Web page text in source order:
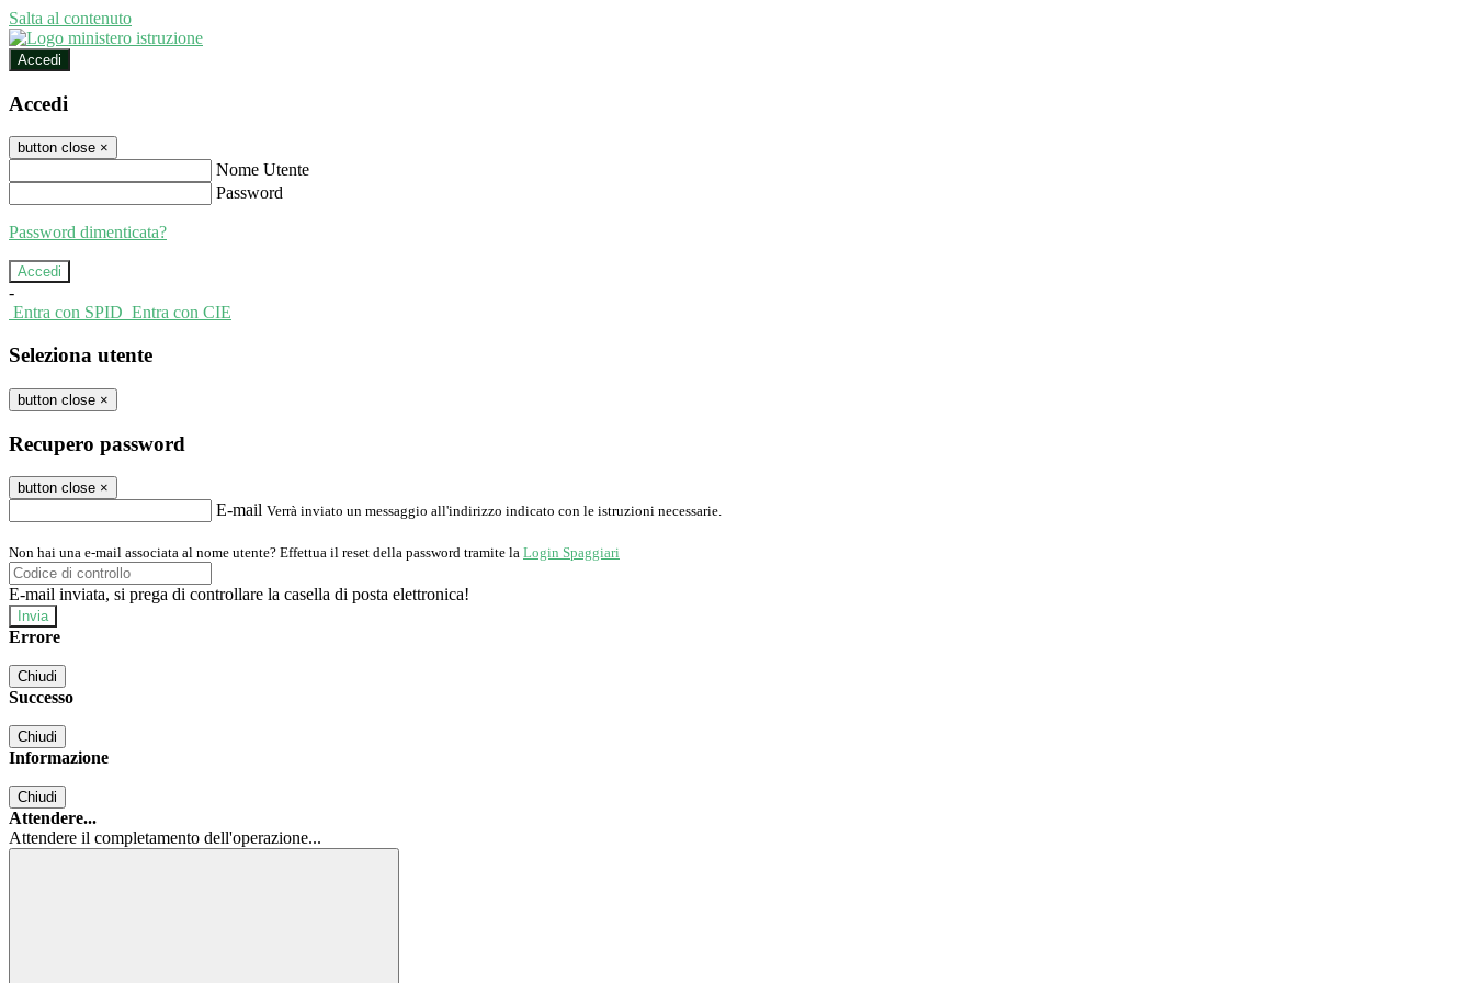
Salta al contenuto
Accedi
Accedi
button close ×
Nome Utente
Password
Password dimenticata?
-
Entra con SPID Entra con CIE
Seleziona utente
button close ×
Recupero password
button close ×
E-mail Verrà inviato un messaggio all'indirizzo indicato con le istruzioni necessarie.
Non hai una e-mail associata al nome utente? Effettua il reset della password tramite la Login Spaggiari
E-mail inviata, si prega di controllare la casella di posta elettronica!
Errore
Chiudi
Successo
Chiudi
Informazione
Chiudi
Attendere...
Attendere il completamento dell'operazione...